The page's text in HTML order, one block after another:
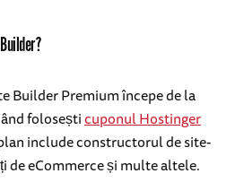
Builder Premium începe de la
foloseșticuponul Hostinger
include constructorul de site-
de eCommerce și multe altele.